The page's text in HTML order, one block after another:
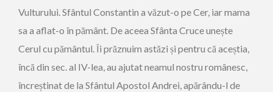
Vulturului. Sfântul Constantin a văzut-o pe Cer, iar mama
sa a aflat-o în pământ. De aceea Sfânta Cruce unește
Cerul cu pământul. Îi prăznuim astăzi și pentru că aceștia,
încă din sec. al IV-lea, au ajutat neamul nostru românesc,
încreștinat de la Sfântul Apostol Andrei, apărându-l de